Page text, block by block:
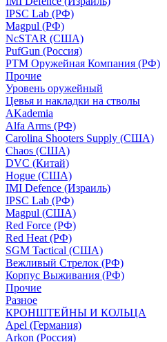
IPSC Lab (РФ)
Magpul (РФ)
NcSTAR (США)
PufGun (Россия)
РТМ Оружейная Компания (РФ)
Прочие
Уровень оружейный
Цевья и накладки на стволы
AKademia
Alfa Arms (РФ)
Carolina Shooters Supply (США)
Chaos (США)
DVC (Китай)
Hogue (США)
IMI Defence (Израиль)
IPSC Lab (РФ)
Magpul (США)
Red Force (РФ)
Red Heat (РФ)
SGM Tactical (США)
Вежливый Стрелок (РФ)
Корпус Выживания (РФ)
Прочие
Разное
КРОНШТЕЙНЫ И КОЛЬЦА
Apel (Германия)
Arkon (Россия)